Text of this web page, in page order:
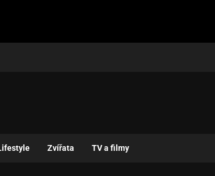
Zvířata TV a filmy